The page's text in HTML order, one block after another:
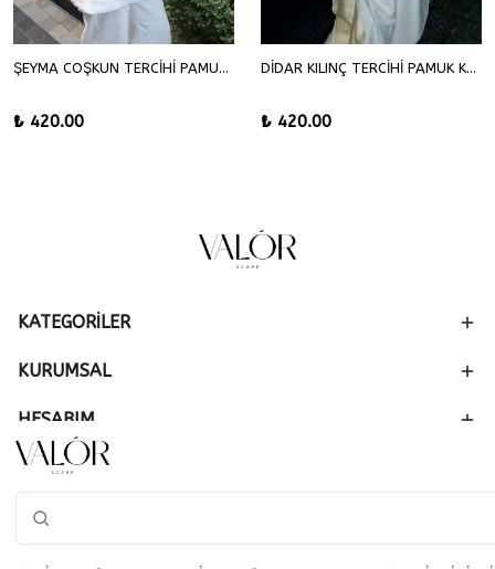
ŞEYMA COŞKUN TERCİHİ PAMUK KRAŞ ŞAL
₺ 420.00
DİDAR KILINÇ TERCİHİ PAMUK KRAŞ ŞAL
₺ 420.00
KATEGORİLER
KURUMSAL
HESABIM
SİPARİŞ